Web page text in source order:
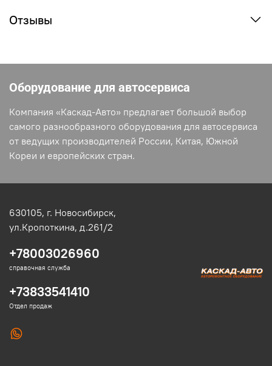
Отзывы
Оборудование для автосервиса
Компания «Каскад-Авто» предлагает большой выбор
самого разнообразного оборудования для автосервиса
от ведущих производителей России, Китая, Южной
Кореи и европейских стран.
630105, г. Новосибирск,
ул.Кропоткина, д.261/2
+78003026960
справочная служба
+73833541410
Отдел продаж